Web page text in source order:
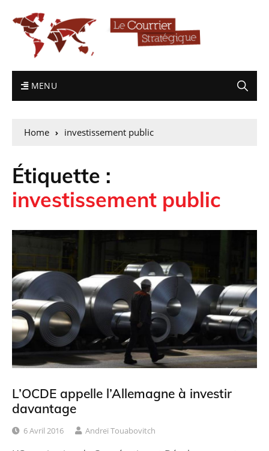
MENU
Home investissement public
Étiquette :
investissement public
L’OCDE appelle l’Allemagne à investir
davantage
6 Avril 2016 Andreï Touabovitch